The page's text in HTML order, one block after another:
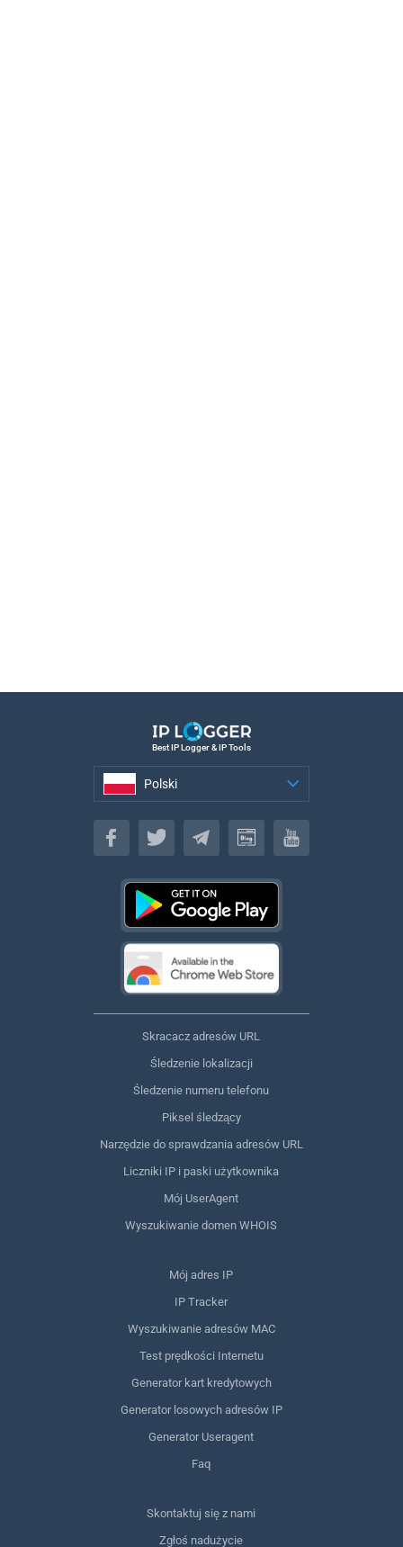
Best IP Logger & IP Tools
Polski
Polski
Skracacz adresów URL
Śledzenie lokalizacji
Śledzenie numeru telefonu
Piksel śledzący
Narzędzie do sprawdzania adresów URL
Liczniki IP i paski użytkownika
Mój UserAgent
Wyszukiwanie domen WHOIS
Mój adres IP
IP Tracker
Wyszukiwanie adresów MAC
Test prędkości Internetu
Generator kart kredytowych
Generator losowych adresów IP
Generator Useragent
Faq
Skontaktuj się z nami
Zgłoś nadużycie